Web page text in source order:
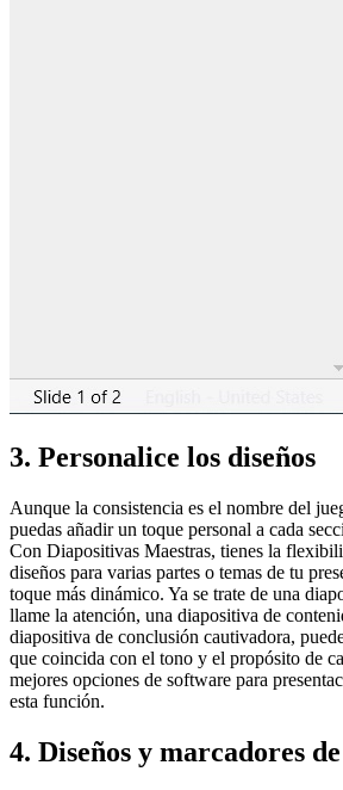
3. Personalice los diseños
Aunque la consistencia es el nombre del
puedas añadir un toque personal a cada
Con Diapositivas Maestras, tienes la
diseños para varias partes o temas de tu
toque más dinámico. Ya se trate de una
llame la atención, una diapositiva de
diapositiva de conclusión cautivadora,
que coincida con el tono y el propósito de
mejores opciones de software para
esta función.
4. Diseños y marcadores